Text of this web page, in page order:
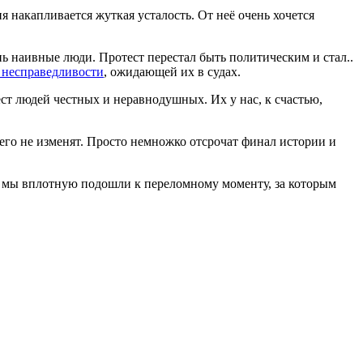
жуткая усталость. От неё очень хочется
наивные люди. Протест перестал быть политическим и стал..
, ожидающей их в судах.
людей честных и неравнодушных. Их у нас, к счастью,
не изменят. Просто немножко отсрочат финал истории и
мы вплотную подошли к переломному моменту, за которым